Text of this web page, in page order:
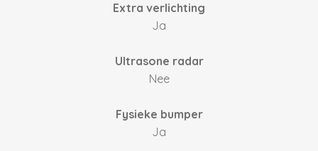
Extra verlichting
Ja
Ultrasone radar
Nee
Fysieke bumper
Ja